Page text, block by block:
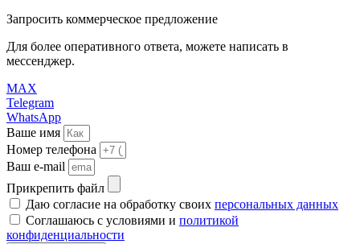
Запросить коммерческое предложение
Для более оперативного ответа, можете написать в
мессенджер.
MAX
Telegram
WhatsApp
Ваше имя
Номер телефона
Ваш e-mail
Прикрепить файл
Даю согласие на обработку своих персональных данных
Соглашаюсь с условиями и политикой
конфиденциальности